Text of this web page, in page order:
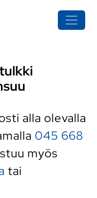
alla olevalla
045 668
myös
tai